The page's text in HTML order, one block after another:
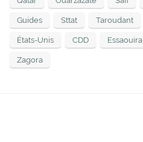
Guides Sttat Taroudant
États-Unis CDD Essaouira
Zagora